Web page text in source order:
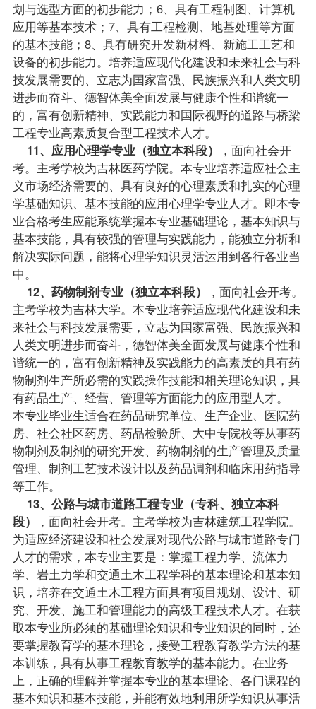
划与选型方面的初步能力；6、具有工程制图、计算机
应用等基本技术；7、具有工程检测、地基处理等方面
的基本技能；8、具有研究开发新材料、新施工工艺和
设备的初步能力。培养适应现代化建设和未来社会与科
技发展需要的、立志为国家富强、民族振兴和人类文明
进步而奋斗、德智体美全面发展与健康个性和谐统一
的，富有创新精神、实践能力和国际视野的道路与桥梁
工程专业高素质复合型工程技术人才。
11、应用心理学专业（独立本科段）
，面向社会开
考。主考学校为吉林医药学院。本专业培养适应社会主
义市场经济需要的、具有良好的心理素质和扎实的心理
学基础知识、基本技能的应用心理学专业人才。即本专
业合格考生应能系统掌握本专业基础理论，基本知识与
基本技能，具有较强的管理与实践能力，能独立分析和
解决实际问题，能将心理学知识灵活运用到各行各业当
中。
12、药物制剂专业（独立本科段）
，面向社会开考。
主考学校为吉林大学。本专业培养适应现代化建设和未
来社会与科技发展需要，立志为国家富强、民族振兴和
人类文明进步而奋斗，德智体美全面发展与健康个性和
谐统一的，富有创新精神及实践能力的高素质的具有药
物制剂生产所必需的实践操作技能和相关理论知识，具
有药品生产、经营、管理等方面能力的应用型人才。
本专业毕业生适合在药品研究单位、生产企业、医院药
房、社会社区药房、药品检验所、大中专院校等从事药
物制剂及制剂的研究开发、药物制剂的生产管理及质量
管理、制剂工艺技术设计以及药品调剂和临床用药指导
等工作。
13、公路与城市道路工程专业（专科、独立本科
段）
，面向社会开考。主考学校为吉林建筑工程学院。
为适应经济建设和社会发展对现代公路与城市道路专门
人才的需求，本专业主要是：掌握工程力学、流体力
学、岩土力学和交通土木工程学科的基本理论和基本知
识，培养在交通土木工程方面具有项目规划、设计、研
究、开发、施工和管理能力的高级工程技术人才。在获
取本专业所必须的基础理论知识和专业知识的同时，还
要掌握教育学的基本理论，接受工程教育教学方法的基
本训练，具有从事工程教育教学的基本能力。在业务
上，正确的理解并掌握本专业的基本理论、各门课程的
基本知识和基本技能，并能有效地利用所学知识从事活